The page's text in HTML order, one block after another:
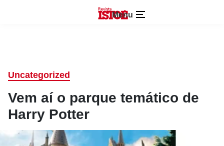
Menu
Uncategorized
Vem aí o parque temático de
Harry Potter